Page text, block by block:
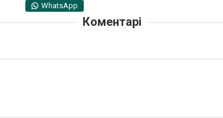
WhatsApp
Коментарі